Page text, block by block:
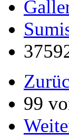
99